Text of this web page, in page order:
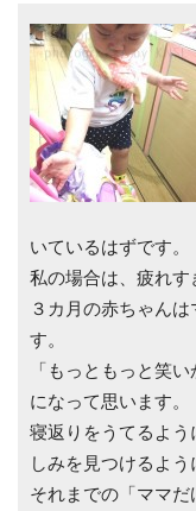
いているはずです。
私の場合は、疲れす
３カ月の赤ちゃん
す。
「もっともっと笑
になって思います。
寝返りをうてるよ
しみを見つけるよう
それまでの「ママ